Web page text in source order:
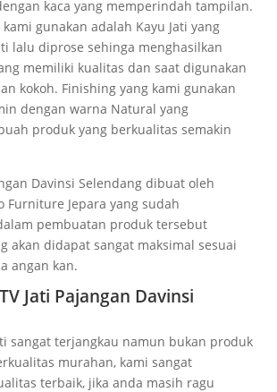
kaca yang memperindah tampilan.
gunakan adalah Kayu Jati yang
lalu diprose sehinga menghasilkan
memiliki kualitas dan saat digunakan
kokoh. Finishing yang kami gunakan
dengan warna Natural yang
produk yang berkualitas semakin
Davinsi Selendang dibuat oleh
Furniture Jepara yang sudah
pembuatan produk tersebut
akan didapat sangat maksimal sesuai
angan kan.
Jati Pajangan Davinsi
sangat terjangkau namun bukan produk
murahan, kami sangat
terbaik, jika anda masih ragu